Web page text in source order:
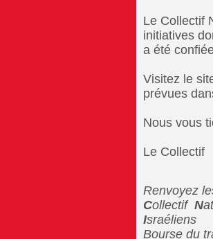
Le Collectif
initiatives
a été
Visitez le
prévues
Nous vous
Le Collectif
Renvoyez
CollectifN
Israéliens
Bourse du